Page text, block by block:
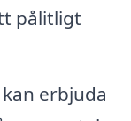
pålitligt
erbjuda